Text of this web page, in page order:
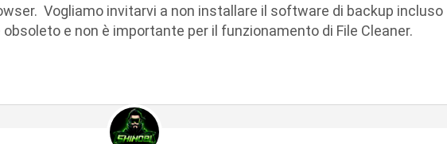
Vogliamo invitarvi a non installare il software di backup incluso
obsoleto e non è importante per il funzionamento di File Cleaner.